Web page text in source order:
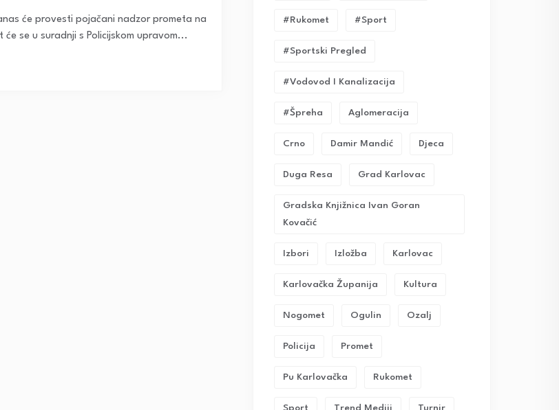
će provesti pojačani nadzor prometa na
se u suradnji s Policijskom upravom...
#rukomet #sport
#sportski Pregled
#vodovod I Kanalizacija
#Špreha Aglomeracija
Crno Damir Mandić Djeca
Duga Resa Grad Karlovac
Gradska Knjižnica Ivan Goran
Kovačić
Izbori Izložba Karlovac
Karlovačka Županija Kultura
Nogomet Ogulin Ozalj
Policija Promet
Pu Karlovačka Rukomet
Sport Trend Mediji Turnir